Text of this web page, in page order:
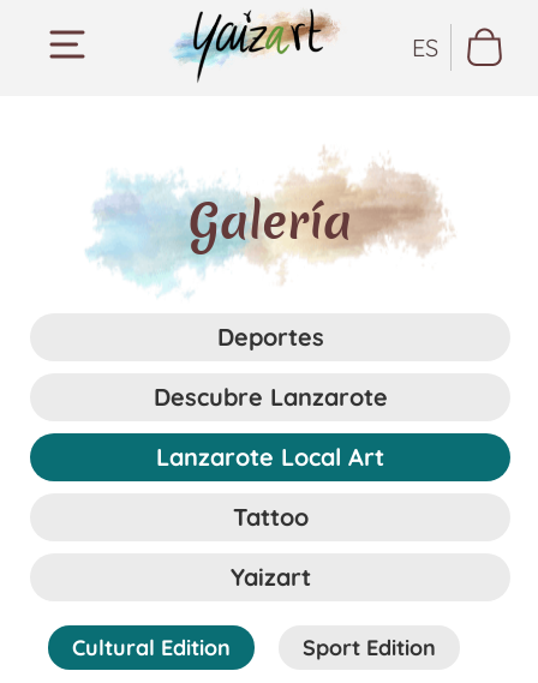
ES
Galería
Deportes
Descubre Lanzarote
Lanzarote Local Art
Tattoo
Yaizart
Cultural Edition Sport Edition